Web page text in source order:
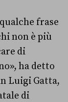
frase
non è più
di
ha detto
Luigi Gatta,
di